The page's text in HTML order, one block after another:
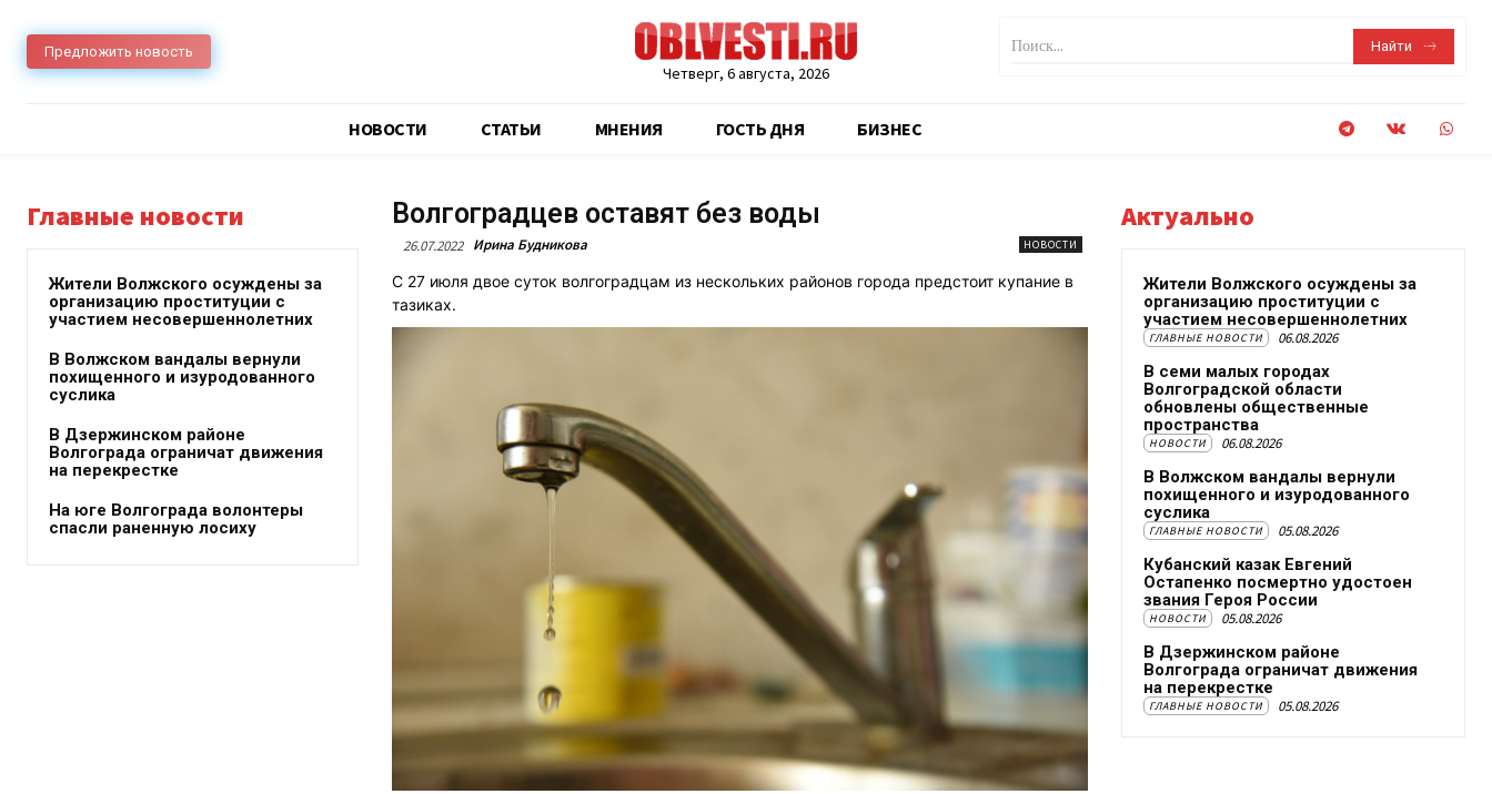
Предложить новость
Четверг, 6 августа, 2026
Поиск... Найти
НОВОСТИ CТАТЬИ МНЕНИЯ ГОСТЬ ДНЯ БИЗНЕС
Главные новости
Жители Волжского осуждены за
организацию проституции с
участием несовершеннолетних
В Волжском вандалы вернули
похищенного и изуродованного
суслика
В Дзержинском районе
Волгограда ограничат движения
на перекрестке
На юге Волгограда волонтеры
спасли раненную лосиху
Волгоградцев оставят без воды
26.07.2022 Ирина Будникова НОВОСТИ
С 27 июля двое суток волгоградцам из нескольких районов города предстоит купание в
тазиках.
Актуально
Жители Волжского осуждены за
организацию проституции с
участием несовершеннолетних
ГЛАВНЫЕ НОВОСТИ 06.08.2026
В семи малых городах
Волгоградской области
обновлены общественные
пространства
НОВОСТИ 06.08.2026
В Волжском вандалы вернули
похищенного и изуродованного
суслика
ГЛАВНЫЕ НОВОСТИ 05.08.2026
Кубанский казак Евгений
Остапенко посмертно удостоен
звания Героя России
НОВОСТИ 05.08.2026
В Дзержинском районе
Волгограда ограничат движения
на перекрестке
ГЛАВНЫЕ НОВОСТИ 05.08.2026